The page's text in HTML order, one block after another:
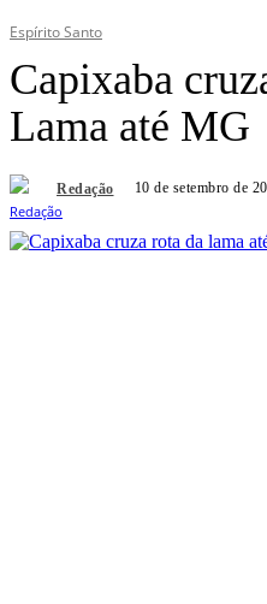
Espírito Santo
Capixaba
Lama até MG
Redação 10 de setembro de